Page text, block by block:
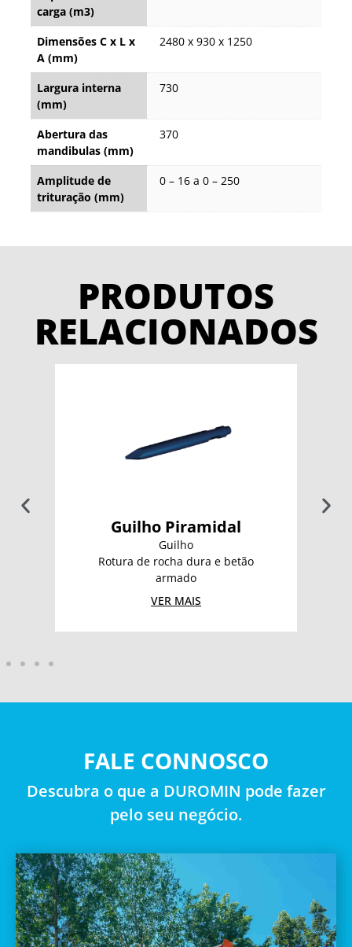
carga (m3)
Dimensões C x L x
A (mm)
2480 x 930 x 1250
Largura interna
(mm)
730
Abertura das
mandibulas (mm)
370
Amplitude de
trituração (mm)
0 – 16 a 0 – 250
PRODUTOS
RELACIONADOS
Guilho Piramidal
Guilho
Rotura de rocha dura e betão
armado
VER MAIS
FALE CONNOSCO
Descubra o que a DUROMIN pode fazer
pelo seu negócio.